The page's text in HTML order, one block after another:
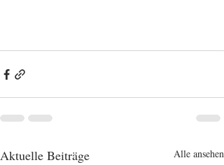
Aktuelle Beiträge Alle ansehen